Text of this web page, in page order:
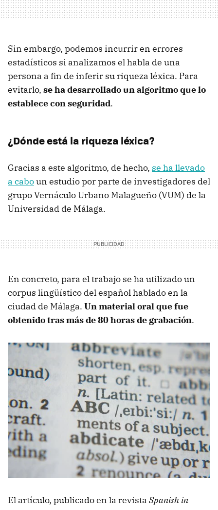
Sin embargo, podemos incurrir en errores
estadísticos si analizamos el habla de una
persona a fin de inferir su riqueza léxica. Para
evitarlo, se ha desarrollado un algoritmo que lo
establece con seguridad.
¿Dónde está la riqueza léxica?
Gracias a este algoritmo, de hecho, se ha llevado
a caboun estudio por parte de investigadores del
grupo Vernáculo Urbano Malagueño (VUM) de la
Universidad de Málaga.
En concreto, para el trabajo se ha utilizado un
corpus lingüístico del español hablado en la
ciudad de Málaga. Un material oral que fue
obtenido tras más de 80 horas de grabación.
El artículo, publicado en la revista Spanish in